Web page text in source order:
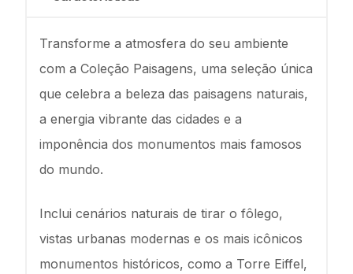
Transforme a atmosfera do seu ambiente
com a Coleção Paisagens, uma seleção única
que celebra a beleza das paisagens naturais,
a energia vibrante das cidades e a
imponência dos monumentos mais famosos
do mundo.
Inclui cenários naturais de tirar o fôlego,
vistas urbanas modernas e os mais icônicos
monumentos históricos, como a Torre Eiffel,